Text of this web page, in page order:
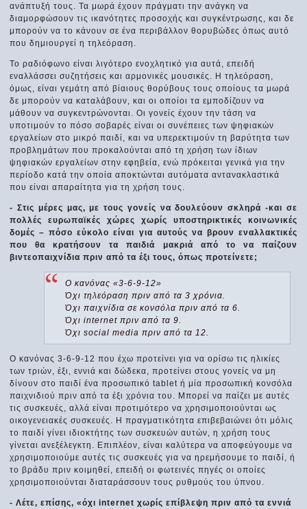
ανάπτυξή τους. Τα μωρά έχουν πράγματι την ανάγκη να
διαμορφώσουν τις ικανότητες προσοχής και συγκέντρωσης, και δε
μπορούν να το κάνουν σε ένα περιβάλλον θορυβώδες όπως αυτό
που δημιουργεί η τηλεόραση.
Το ραδιόφωνο είναι λιγότερο ενοχλητικό για αυτά, επειδή
εναλλάσσει συζητήσεις και αρμονικές μουσικές. Η τηλεόραση,
όμως, είναι γεμάτη από βίαιους θορύβους τους οποίους τα μωρά
δε μπορούν να καταλάβουν, και οι οποίοι τα εμποδίζουν να
μάθουν να συγκεντρώνονται. Οι γονείς έχουν την τάση να
υποτιμούν το πόσο σοβαρές είναι οι συνέπειες των ψηφιακών
εργαλείων στο μικρό παιδί, και να υπερεκτιμούν τη βαρύτητα των
προβλημάτων που προκαλούνται από τη χρήση των ίδιων
ψηφιακών εργαλείων στην εφηβεία, ενώ πρόκειται γενικά για την
περίοδο κατά την οποία αποκτώνται αυτόματα αντανακλαστικά
που είναι απαραίτητα για τη χρήση τους.
- Στις μέρες μας, με τους γονείς να δουλεύουν σκληρά -και σε
πολλές ευρωπαϊκές χώρες χωρίς υποστηρικτικές κοινωνικές
δομές – πόσο εύκολο είναι για αυτούς να βρουν εναλλακτικές
που θα κρατήσουν τα παιδιά μακριά από το να παίζουν
βιντεοπαιχνίδια πριν από τα έξι τους, όπως προτείνετε;
Ο κανόνας «3-6-9-12»
Όχι τηλεόραση πριν από τα 3 χρόνια.
Όχι παιχνίδια σε κονσόλα πριν από τα 6.
Όχι internet πριν από τα 9.
Όχι social media πριν από τα 12.
Ο κανόνας 3-6-9-12 που έχω προτείνει για να ορίσω τις ηλικίες
των τριών, έξι, εννιά και δώδεκα, προτείνει στους γονείς να μη
δίνουν στο παιδί ένα προσωπικό tablet ή μία προσωπική κονσόλα
παιχνιδιού πριν από τα έξι χρόνια του. Μπορεί να παίζει με αυτές
τις συσκευές, αλλά είναι προτιμότερο να χρησιμοποιούνται ως
οικογενειακές συσκευές. Η πραγματικότητα επιβεβαιώνει ότι μόλις
το παιδί γίνει ιδιοκτήτης των συσκευών αυτών, η χρήση τους
γίνεται ανεξέλεγκτη. Επιπλέον, είναι καλύτερα να αποφεύγουμε να
χρησιμοποιούμε αυτές τις συσκευές για να ηρεμήσουμε το παιδί, ή
το βράδυ πριν κοιμηθεί, επειδή οι φωτεινές πηγές οι οποίες
χρησιμοποιούνται διαταράσσουν τους ρυθμούς του ύπνου.
- Λέτε, επίσης, «όχι internet χωρίς επίβλεψη πριν από τα εννιά